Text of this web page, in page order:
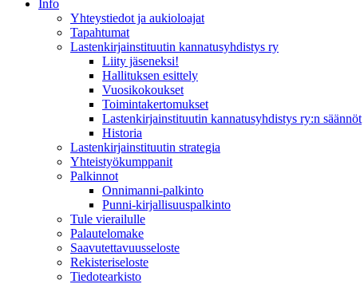
Info
Yhteystiedot ja aukioloajat
Tapahtumat
Lastenkirjainstituutin kannatusyhdistys ry
Liity jäseneksi!
Hallituksen esittely
Vuosikokoukset
Toimintakertomukset
Lastenkirjainstituutin kannatusyhdistys ry:n säännöt
Historia
Lastenkirjainstituutin strategia
Yhteistyökumppanit
Palkinnot
Onnimanni-palkinto
Punni-kirjallisuuspalkinto
Tule vierailulle
Palautelomake
Saavutettavuusseloste
Rekisteriseloste
Tiedotearkisto